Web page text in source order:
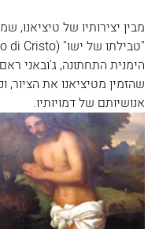
מבין יצירותיו של
שהזמין מטיציאנו את הציור,
אנושיותם של דמויותיו.